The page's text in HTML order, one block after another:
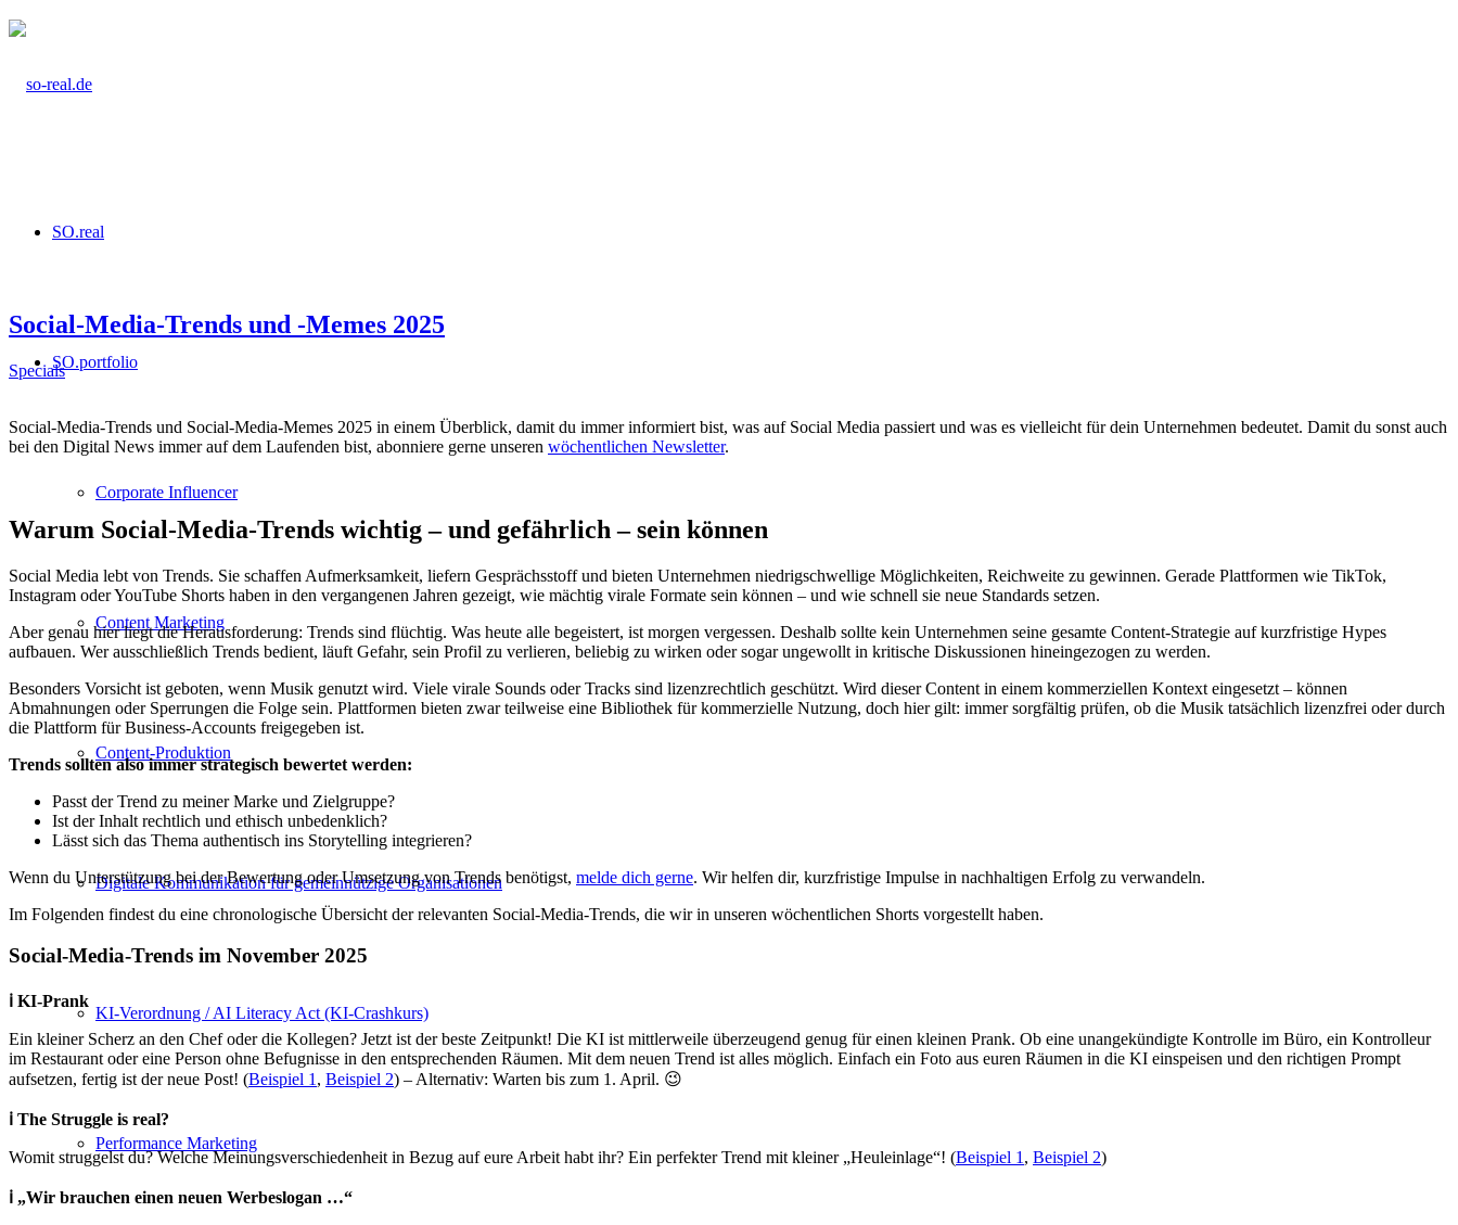
SO.real
SO.portfolio
Corporate Influencer
Content Marketing
Content-Produktion
Digitale Kommunikation für gemeinnützige Organisationen
KI-Verordnung / AI Literacy Act (KI-Crashkurs)
Performance Marketing
Social-Media-Trends und -Memes 2025
Specials
Social-Media-Trends und Social-Media-Memes 2025 in einem Überblick, damit du immer informiert bist, was auf Social Media passiert und was es vielleicht für dein Unternehmen bedeutet. Damit du sonst auch
bei den Digital News immer auf dem Laufenden bist, abonniere gerne unseren wöchentlichen Newsletter.
Warum Social-Media-Trends wichtig – und gefährlich – sein können
Social Media lebt von Trends. Sie schaffen Aufmerksamkeit, liefern Gesprächsstoff und bieten Unternehmen niedrigschwellige Möglichkeiten, Reichweite zu gewinnen. Gerade Plattformen wie TikTok,
Instagram oder YouTube Shorts haben in den vergangenen Jahren gezeigt, wie mächtig virale Formate sein können – und wie schnell sie neue Standards setzen.
Aber genau hier liegt die Herausforderung: Trends sind flüchtig. Was heute alle begeistert, ist morgen vergessen. Deshalb sollte kein Unternehmen seine gesamte Content-Strategie auf kurzfristige Hypes
aufbauen. Wer ausschließlich Trends bedient, läuft Gefahr, sein Profil zu verlieren, beliebig zu wirken oder sogar ungewollt in kritische Diskussionen hineingezogen zu werden.
Besonders Vorsicht ist geboten, wenn Musik genutzt wird. Viele virale Sounds oder Tracks sind lizenzrechtlich geschützt. Wird dieser Content in einem kommerziellen Kontext eingesetzt – können
Abmahnungen oder Sperrungen die Folge sein. Plattformen bieten zwar teilweise eine Bibliothek für kommerzielle Nutzung, doch hier gilt: immer sorgfältig prüfen, ob die Musik tatsächlich lizenzfrei oder durch
die Plattform für Business-Accounts freigegeben ist.
Trends sollten also immer strategisch bewertet werden:
Passt der Trend zu meiner Marke und Zielgruppe?
Ist der Inhalt rechtlich und ethisch unbedenklich?
Lässt sich das Thema authentisch ins Storytelling integrieren?
Wenn du Unterstützung bei der Bewertung oder Umsetzung von Trends benötigst, melde dich gerne. Wir helfen dir, kurzfristige Impulse in nachhaltigen Erfolg zu verwandeln.
Im Folgenden findest du eine chronologische Übersicht der relevanten Social-Media-Trends, die wir in unseren wöchentlichen Shorts vorgestellt haben.
Social-Media-Trends im November 2025
ℹ️ KI-Prank
Ein kleiner Scherz an den Chef oder die Kollegen? Jetzt ist der beste Zeitpunkt! Die KI ist mittlerweile überzeugend genug für einen kleinen Prank. Ob eine unangekündigte Kontrolle im Büro, ein Kontrolleur
im Restaurant oder eine Person ohne Befugnisse in den entsprechenden Räumen. Mit dem neuen Trend ist alles möglich. Einfach ein Foto aus euren Räumen in die KI einspeisen und den richtigen Prompt
aufsetzen, fertig ist der neue Post! (Beispiel 1 , Beispiel 2) – Alternativ: Warten bis zum 1. April. 😉
ℹ️ The Struggle is real?
Womit struggelst du? Welche Meinungsverschiedenheit in Bezug auf eure Arbeit habt ihr? Ein perfekter Trend mit kleiner „Heuleinlage“! (Beispiel 1 , Beispiel 2)
ℹ️ „Wir brauchen einen neuen Werbeslogan …“